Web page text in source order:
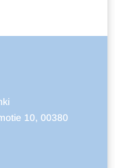
10, 00380